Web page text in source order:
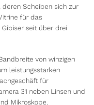
Scheiben sich zur
für das
seit über drei
von winzigen
leistungsstarken
für
31 neben Linsen und
Mikroskope.